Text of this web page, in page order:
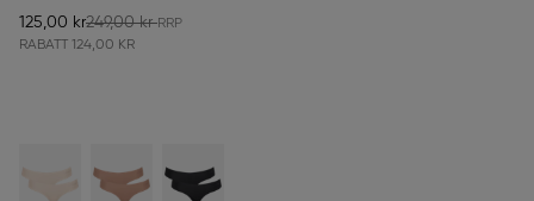
125,00 kr249,00 kr
RABATT 124,00 KR